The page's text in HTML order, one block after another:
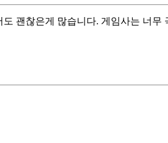
괜찮은게 많습니다. 게임사는 너